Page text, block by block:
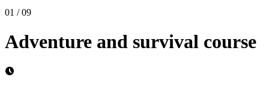
01 /09
Adventure and survival course